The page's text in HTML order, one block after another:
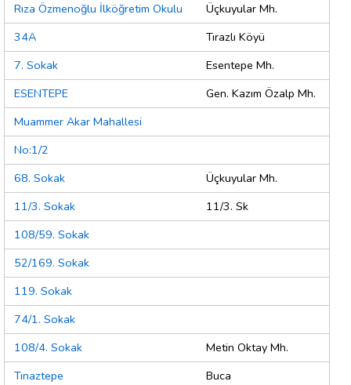
Rıza Özmenoğlu İlköğretim Okulu
Üçkuyular Mh.
34A
Tırazlı Köyü
7. Sokak
Esentepe Mh.
ESENTEPE
Gen. Kazım Özalp Mh.
Muammer Akar Mahallesi
No:1/2
68. Sokak
Üçkuyular Mh.
11/3. Sokak
11/3. Sk
108/59. Sokak
52/169. Sokak
119. Sokak
74/1. Sokak
108/4. Sokak
Metin Oktay Mh.
Tınaztepe
Buca